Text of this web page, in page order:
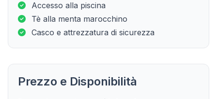
Accesso alla piscina
Tè alla menta marocchino
Casco e attrezzatura di sicurezza
Prezzo e Disponibilità